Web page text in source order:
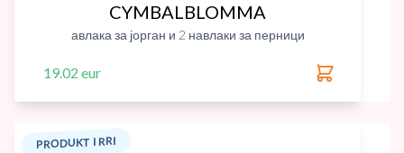
CYMBALBLOMMA
авлака за јорган и 2 навлаки за перници
19.02 eur
PRODUKT I RRI